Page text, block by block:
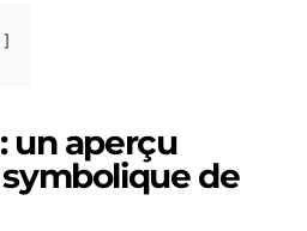
un aperçu
de